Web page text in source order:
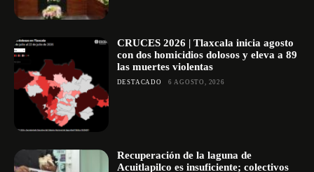
CRUCES 2026 | Tlaxcala inicia agosto
con dos homicidios dolosos y eleva a 89
las muertes violentas
DESTACADO 6 AGOSTO, 2026
Recuperación de la laguna de
Acuitlapilco es insuficiente; colectivos